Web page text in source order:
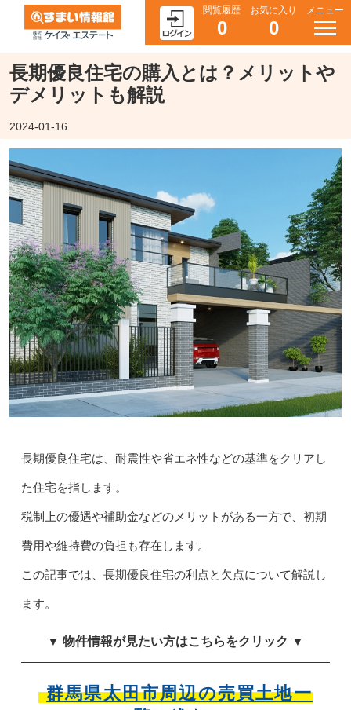
閲覧履歴
0
お気に入り
0
メニュー
長期優良住宅の購入とは？メリットや
デメリットも解説
2024-01-16
長期優良住宅は、耐震性や省エネ性などの基準をクリアし
た住宅を指します。
税制上の優遇や補助金などのメリットがある一方で、初期
費用や維持費の負担も存在します。
この記事では、長期優良住宅の利点と欠点について解説し
ます。
▼ 物件情報が見たい方はこちらをクリック ▼
群馬県太田市周辺の売買土地一